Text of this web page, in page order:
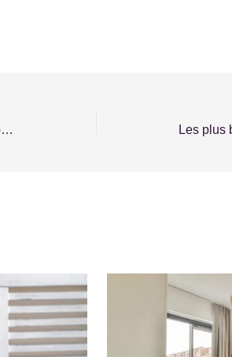
Les bienfaits du toboggan pour le développement des enfants